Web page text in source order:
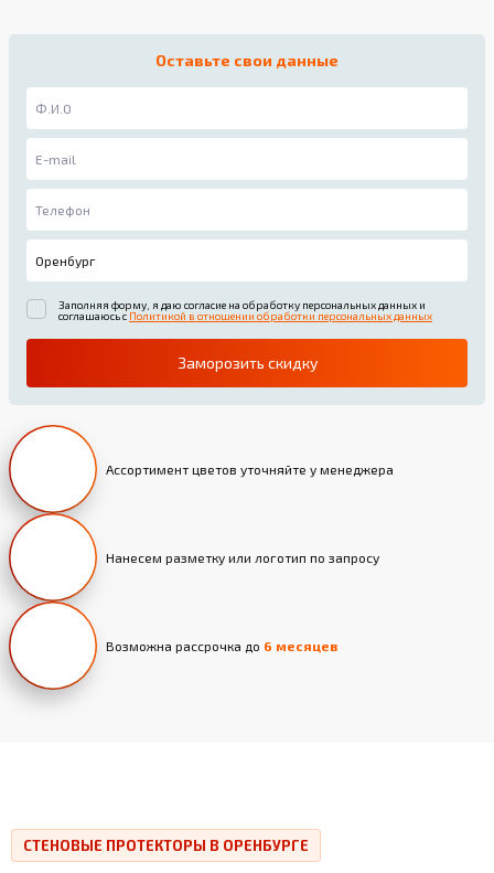
Оставьте свои данные
Заполняя форму, я даю согласие на обработку персональных данных и
соглашаюсь с Политикой в отношении обработки персональных данных
Заморозить скидку
Ассортимент цветов уточняйте у менеджера
Нанесем разметку или логотип по запросу
Возможна рассрочка до 6 месяцев
СТЕНОВЫЕ ПРОТЕКТОРЫ В ОРЕНБУРГЕ